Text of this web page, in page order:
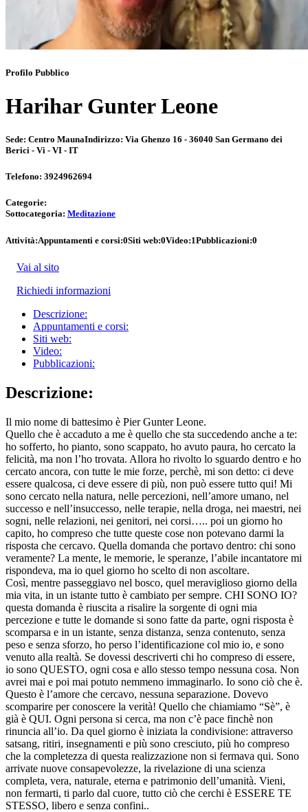
Profilo Pubblico
Harihar Gunter Leone
Sede: Centro MaunaIndirizzo: Via Ghenzo 16 - 36040 San Germano dei
Berici - Vi - VI - IT
Telefono: 3924962694
Categorie:
Sottocategoria: Meditazione
Attività:Appuntamenti e corsi:0Siti web:0Video:1Pubblicazioni:0
Vai al sito
Richiedi informazioni
Descrizione:
Appuntamenti e corsi:
Siti web:
Video:
Pubblicazioni:
Descrizione:
Il mio nome di battesimo è Pier Gunter Leone.
Quello che è accaduto a me è quello che sta succedendo anche a te:
ho sofferto, ho pianto, sono scappato, ho avuto paura, ho cercato la
felicità, ma non l’ho trovata. Allora ho rivolto lo sguardo dentro e ho
cercato ancora, con tutte le mie forze, perchè, mi son detto: ci deve
essere qualcosa, ci deve essere di più, non può essere tutto qui! Mi
sono cercato nella natura, nelle percezioni, nell’amore umano, nel
successo e nell’insuccesso, nelle terapie, nella droga, nei maestri, nei
sogni, nelle relazioni, nei genitori, nei corsi….. poi un giorno ho
capito, ho compreso che tutte queste cose non potevano darmi la
risposta che cercavo. Quella domanda che portavo dentro: chi sono
veramente? La mente, le memorie, le speranze, l’abile incantatore mi
rispondeva, ma io quel giorno ho scelto di non ascoltare.
Così, mentre passeggiavo nel bosco, quel meraviglioso giorno della
mia vita, in un istante tutto è cambiato per sempre. CHI SONO IO?
questa domanda è riuscita a risalire la sorgente di ogni mia
percezione e tutte le domande si sono fatte da parte, ogni risposta è
scomparsa e in un istante, senza distanza, senza contenuto, senza
peso e senza sforzo, ho perso l’identificazione col mio io, e sono
venuto alla realtà. Se dovessi descriverti chi ho compreso di essere,
io sono QUESTO, ogni cosa e allo stesso tempo nessuna cosa. Non
avrei mai e poi mai potuto nemmeno immaginarlo. Io sono ciò che è.
Questo è l’amore che cercavo, nessuna separazione. Dovevo
scomparire per conoscere la verità! Quello che chiamiamo “Sè”, è
già è QUI. Ogni persona si cerca, ma non c’è pace finchè non
rinuncia all’io. Da quel giorno è iniziata la condivisione: attraverso
satsang, ritiri, insegnamenti e più sono cresciuto, più ho compreso
che la completezza di questa realizzazione non si fermava qui. Sono
arrivate nuove consapevolezze, la rivelazione di una scienza
completa, vera, naturale, eterna e patrimonio dell’umanità. Vieni,
non fermarti, ti parlo dal cuore, tutto ciò che cerchi è ESSERE TE
STESSO, libero e senza confini..